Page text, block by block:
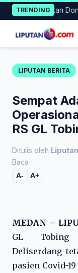
Skip
to
content
TRENDING
Gerakan Donor
LIPUTAN BERITA
Sempat
RS GL
Ditulis oleh
Baca
A- A+
MEDAN –
GL Tobing
Deliserdang
pasien Covid-